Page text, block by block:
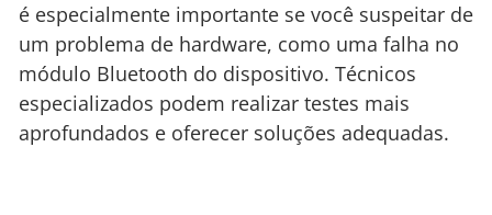
é especialmente importante se você suspeitar de
um problema de hardware, como uma falha no
módulo Bluetooth do dispositivo. Técnicos
especializados podem realizar testes mais
aprofundados e oferecer soluções adequadas.